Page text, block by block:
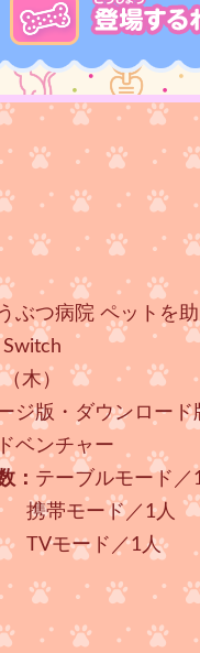
ぶつ病院 ペットを
木）
ジ版・ダウンロー
ベンチャー
： テーブルモード／
／1人
／1人